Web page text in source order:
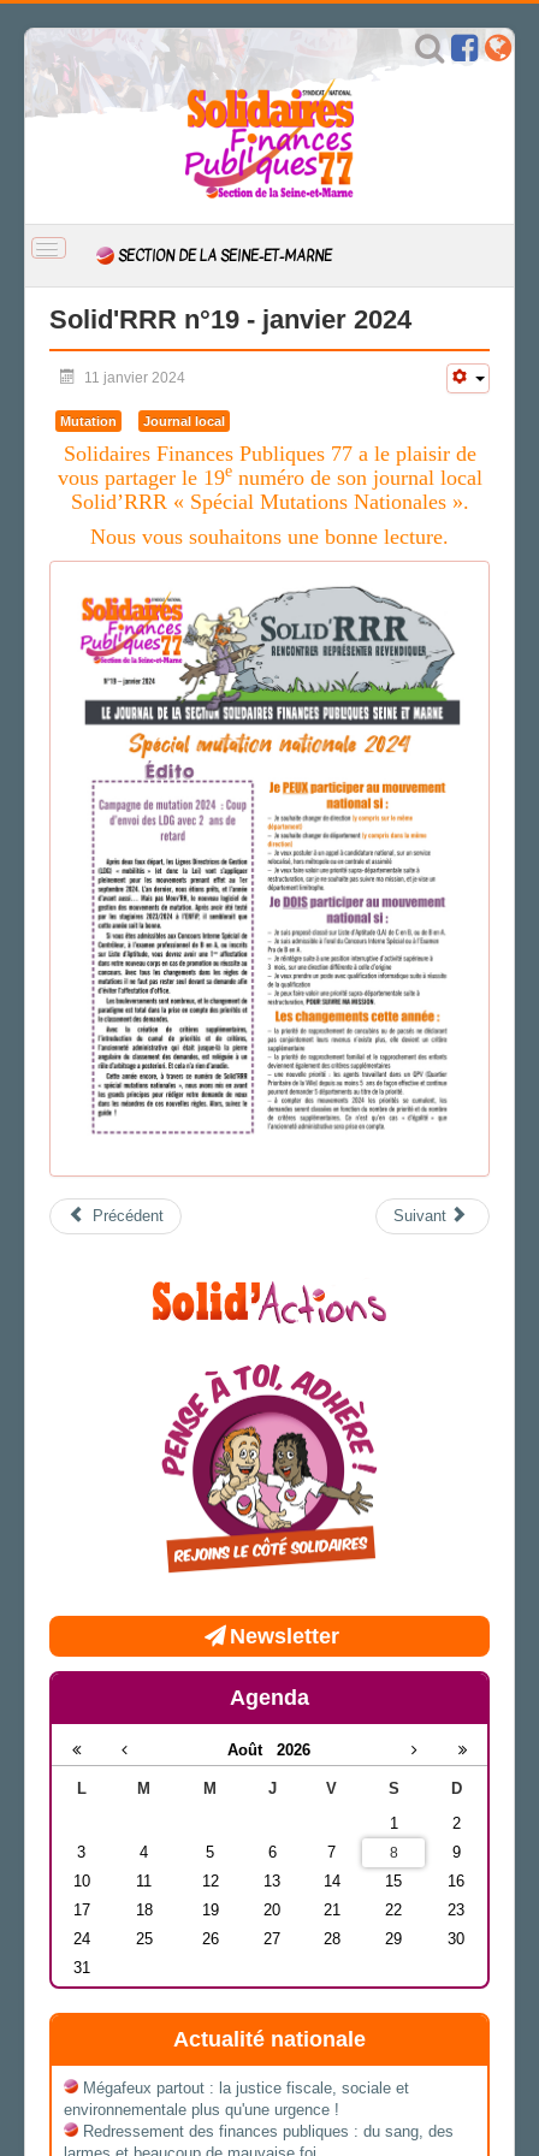
BASCULER
NAVIGATION
SECTION DE LA SEINE-ET-MARNE
CSAL
CAP/Recours
FS SSCT
Action sociale
Archives
SOLID'RRR
AGENDA
ADHÉRER
Solid'RRR n°19 - janvier 2024
11 janvier 2024
Mutation Journal local
Solidaires Finances Publiques 77 a le plaisir de
vous partager le 19e numéro de son journal local
Solid’RRR « Spécial Mutations Nationales ».
Nous vous souhaitons une bonne lecture.
Précédent Suivant
Newsletter
Agenda
Août 2026
L M M J V S
D
1
2
3
4 5 6 7 8
9
10
11 12 13 14 15
16
17
18 19 20 21 22
23
24
25 26 27 28 29
30
31
Actualité nationale
Mégafeux partout : la justice fiscale, sociale et
environnementale plus qu'une urgence !
Redressement des finances publiques : du sang, des